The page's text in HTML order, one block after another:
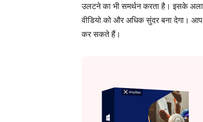
उलटने का भी समर्थन करता है। इसके
वीडियो को और अधिक सुंदर बना देगा। आप
कर सकते हैं।